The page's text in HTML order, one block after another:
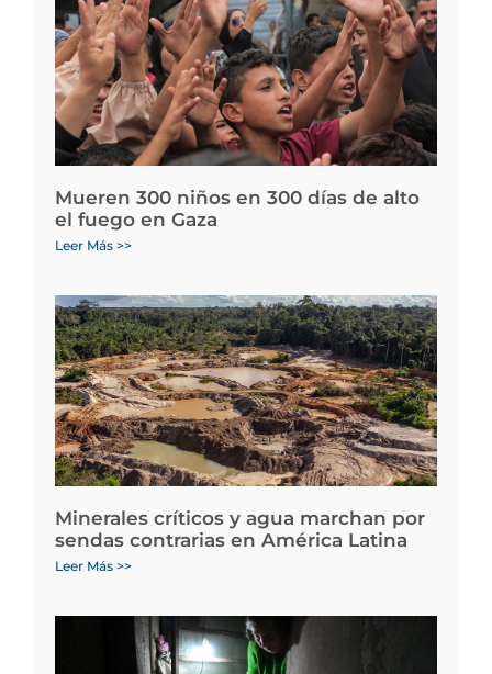
Mueren 300 niños en 300 días de alto
el fuego en Gaza
Leer Más >>
Minerales críticos y agua marchan por
sendas contrarias en América Latina
Leer Más >>